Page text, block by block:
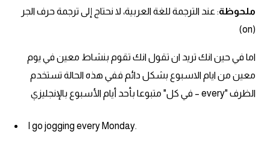
ملحوظة: عند الترجمة للغة العربية، لا نحتاج إلى ترجمة حرف الجر
(on)
اما في حين انك تريد ان تقول انك تقوم بنشاط معين في يوم
معين من ايام الاسبوع بشكل دائم ففي هذه الحالة تستخدم
الظرف "every – في كل" متبوعا بأحد أيام الأسبوع بالإنجليزي
I go jogging every Monday.